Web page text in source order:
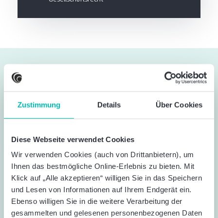
Zustimmung Details Über Cookies
Diese Webseite verwendet Cookies
Wir verwenden Cookies (auch von Drittanbietern), um
Ihnen das bestmögliche Online-Erlebnis zu bieten. Mit
Klick auf „Alle akzeptieren“ willigen Sie in das Speichern
und Lesen von Informationen auf Ihrem Endgerät ein.
Ebenso willigen Sie in die weitere Verarbeitung der
gesammelten und gelesenen personenbezogenen Daten
Hilfreiche Informationen zum
Thema Carve-Outs
Ein Carve-Out ist eine Ausgliederung von
Unternehmensteilen in eine eigenständige Einheit.
Diese kann als neues, unabhängiges Unternehmen,
als Teil einer Akquisition oder als Börsengang (Carve-
Out IPO) weitergeführt werden. In M&A-
Transaktionen wird ein Carve-Out oft genutzt, um